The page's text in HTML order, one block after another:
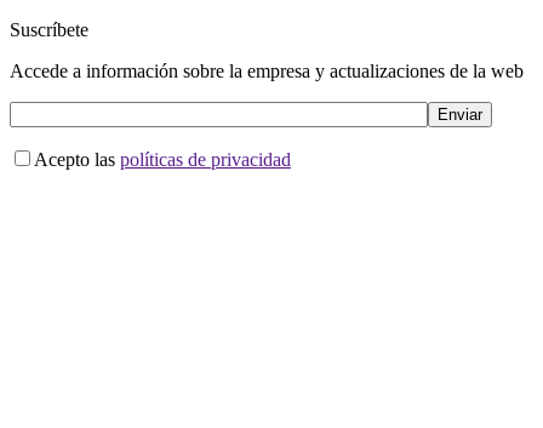
Suscríbete
Accede a información sobre la empresa y actualizaciones de la web
Acepto las políticas de privacidad